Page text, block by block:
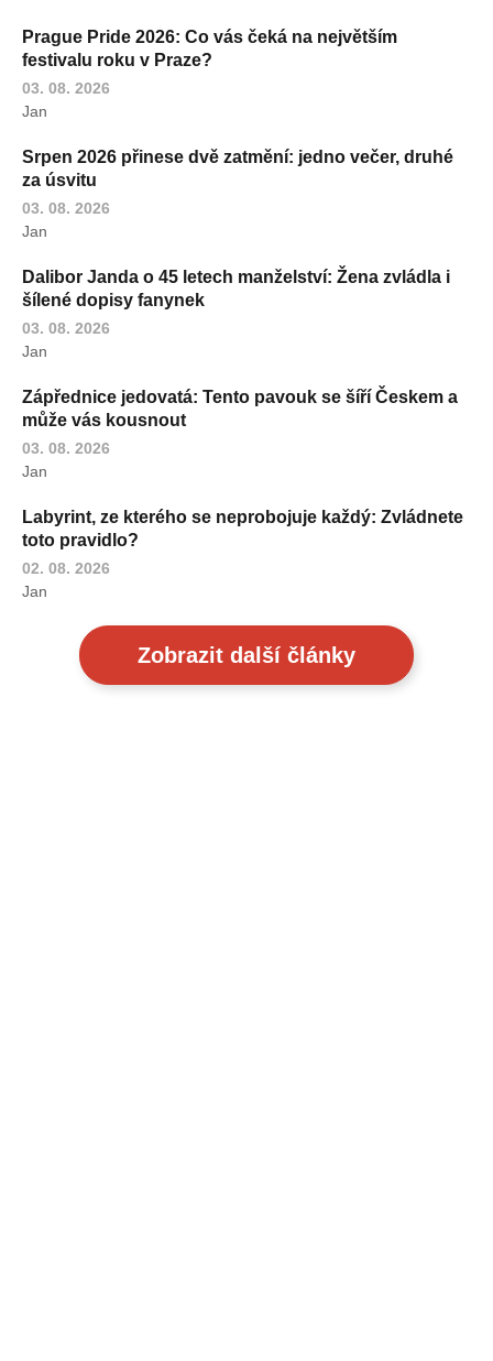
Prague Pride 2026: Co vás čeká na největším
festivalu roku v Praze?
03. 08. 2026
Jan
Srpen 2026 přinese dvě zatmění: jedno večer, druhé
za úsvitu
03. 08. 2026
Jan
Dalibor Janda o 45 letech manželství: Žena zvládla i
šílené dopisy fanynek
03. 08. 2026
Jan
Zápřednice jedovatá: Tento pavouk se šíří Českem a
může vás kousnout
03. 08. 2026
Jan
Labyrint, ze kterého se neprobojuje každý: Zvládnete
toto pravidlo?
02. 08. 2026
Jan
Zobrazit další články